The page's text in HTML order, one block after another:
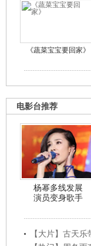
《蔬菜宝宝要回家》
电影台推荐
杨幂多线发展
演员变身歌手
【大片】古天乐